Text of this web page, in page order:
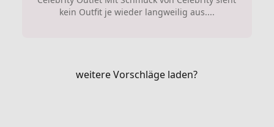
kein Outfit je wieder langweilig aus....
weitere Vorschläge laden?